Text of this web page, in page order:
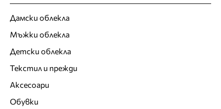
Дамски облекла
Мъжки облекла
Детски облекла
Текстил и прежди
Аксесоари
Обувки